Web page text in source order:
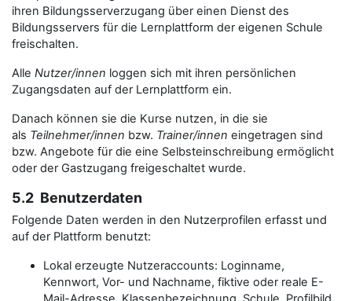
ihren Bildungsserverzugang über einen Dienst des
Bildungsservers für die Lernplattform der eigenen Schule
freischalten.
Alle Nutzer/innen loggen sich mit ihren persönlichen
Zugangsdaten auf der Lernplattform ein.
Danach können sie die Kurse nutzen, in die sie
als Teilnehmer/innen bzw. Trainer/innen eingetragen sind
bzw. Angebote für die eine Selbsteinschreibung ermöglicht
oder der Gastzugang freigeschaltet wurde.
5.2 Benutzerdaten
Folgende Daten werden in den Nutzerprofilen erfasst und
auf der Plattform benutzt:
Lokal erzeugte Nutzeraccounts: Loginname,
Kennwort, Vor- und Nachname, fiktive oder reale E-